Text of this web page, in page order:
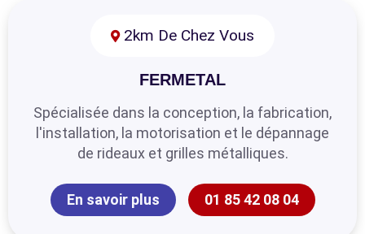
2km De Chez Vous
FERMETAL
Spécialisée dans la conception, la fabrication,
l'installation, la motorisation et le dépannage
de rideaux et grilles métalliques.
En savoir plus 01 85 42 08 04